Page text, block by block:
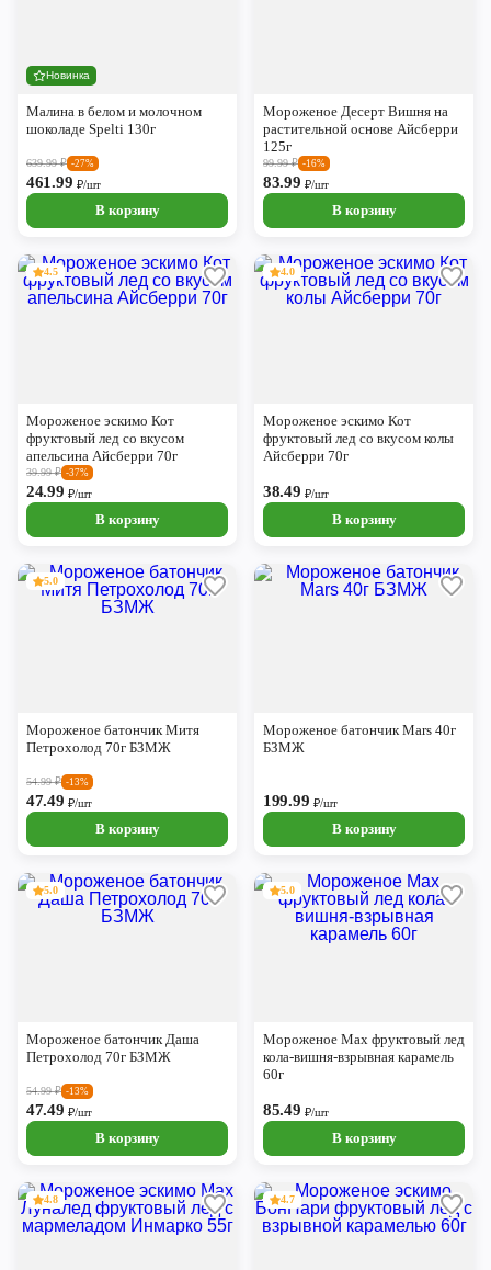
Новинка
Малина в белом и молочном
шоколаде Spelti 130г
639.99₽ -27%
461.99 ₽/шт
В корзину
Мороженое Десерт Вишня на
растительной основе Айсберри
125г
99.99₽ -16%
83.99₽/шт
В корзину
4.5
Мороженое эскимо Кот
фруктовый лед со вкусом
апельсина Айсберри 70г
39.99₽ -37%
24.99₽/шт
В корзину
4.0
Мороженое эскимо Кот
фруктовый лед со вкусом колы
Айсберри 70г
38.49₽/шт
В корзину
5.0
Мороженое батончик Митя
Петрохолод 70г БЗМЖ
54.99₽ -13%
47.49₽/шт
В корзину
Мороженое батончик Mars 40г
БЗМЖ
199.99 ₽/шт
В корзину
5.0
Мороженое батончик Даша
Петрохолод 70г БЗМЖ
54.99₽ -13%
47.49₽/шт
В корзину
5.0
Мороженое Max фруктовый лед
кола-вишня-взрывная карамель
60г
85.49₽/шт
В корзину
4.8 4.7